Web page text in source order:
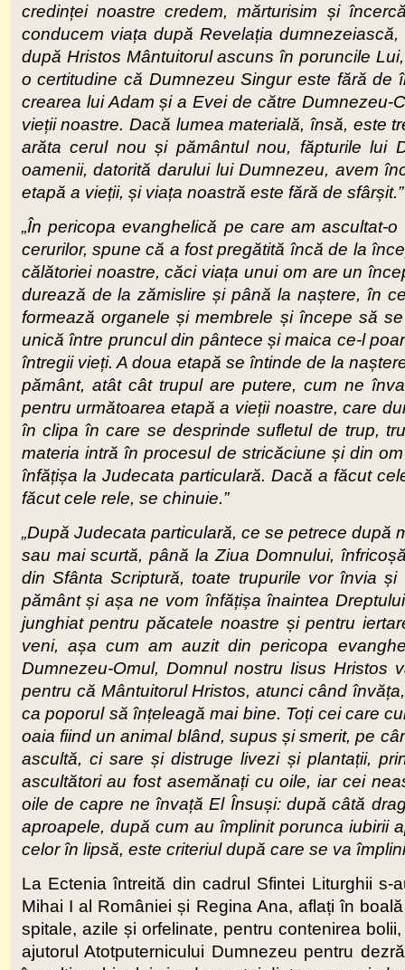
credinței noastre credem, mărturisim și
conducem viața după Revelația
după Hristos Mântuitorul ascuns în poruncile
o certitudine că Dumnezeu Singur este fără
crearea lui Adam și a Evei de către Dumnezeu-
vieții noastre. Dacă lumea materială, însă, este
arăta cerul nou și pământul nou, făpturile lui
oamenii, datorită darului lui Dumnezeu, avem
etapă a vieții, și viața noastră este fără de sfârșit.”
„În pericopa evanghelică pe care am ascultat-
cerurilor, spune că a fost pregătită încă de la
călătoriei noastre, căci viața unui om are un
durează de la zămislire și până la naștere, în
formează organele și membrele și începe să
unică între pruncul din pântece și maica ce-l
întregii vieți. A doua etapă se întinde de la
pământ, atât cât trupul are putere, cum ne
pentru următoarea etapă a vieții noastre, care
în clipa în care se desprinde sufletul de trup,
materia intră în procesul de stricăciune și din
înfățișa la Judecata particulară. Dacă a făcut
făcut cele rele, se chinuie.”
„După Judecata particulară, ce se petrece după
sau mai scurtă, până la Ziua Domnului,
din Sfânta Scriptură, toate trupurile vor învia
pământ și așa ne vom înfățișa înaintea
junghiat pentru păcatele noastre și pentru
veni, așa cum am auzit din pericopa
Dumnezeu-Omul, Domnul nostru Iisus
pentru că Mântuitorul Hristos, atunci când
ca poporul să înțeleagă mai bine. Toți cei care
oaia fiind un animal blând, supus și smerit, pe
ascultă, ci sare și distruge livezi și plantații,
ascultători au fost asemănați cu oile, iar cei
oile de capre ne învață El Însuși: după câtă
aproapele, după cum au împlinit porunca iubirii
celor în lipsă, este criteriul după care se va
La Ectenia întreită din cadrul Sfintei Liturghii
Mihai I al României și Regina Ana, aflați în
spitale, azile și orfelinate, pentru contenirea
ajutorul Atotputernicului Dumnezeu pentru